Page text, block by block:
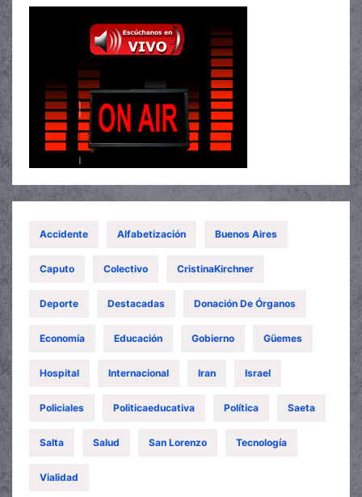
Accidente Alfabetización Buenos Aires
Caputo Colectivo CristinaKirchner
Deporte Destacadas Donación De Órganos
Economía Educación Gobierno Güemes
Hospital Internacional Iran Israel
Policiales Politicaeducativa Política Saeta
Salta Salud San Lorenzo Tecnología
Vialidad